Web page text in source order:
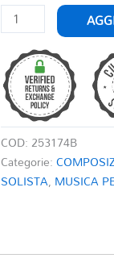
FANTASIA
CONCERTANTE
PER
CLARINETTO
E
BANDA
quantità
COD: 253174B
Categorie:
SOLISTA, MUSICA